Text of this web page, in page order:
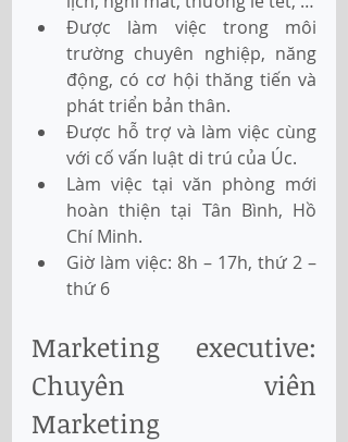
Được làm việc trong môi
trường chuyên nghiệp, năng
động, có cơ hội thăng tiến và
phát triển bản thân.
Được hỗ trợ và làm việc cùng
với cố vấn luật di trú của Úc.
Làm việc tại văn phòng mới
hoàn thiện tại Tân Bình, Hồ
Chí Minh.
Giờ làm việc: 8h – 17h, thứ 2 –
thứ 6
Marketing executive:
Chuyên viên
Marketing